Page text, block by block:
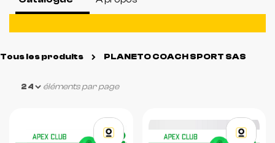
Tous les produits PLANETO COACH SPORT SAS
éléments par page